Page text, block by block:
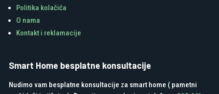
Politika kolačića
O nama
Kontakt i reklamacije
Smart Home besplatne konsultacije
Nudimo vam besplatne konsultacije za smart home ( pametni